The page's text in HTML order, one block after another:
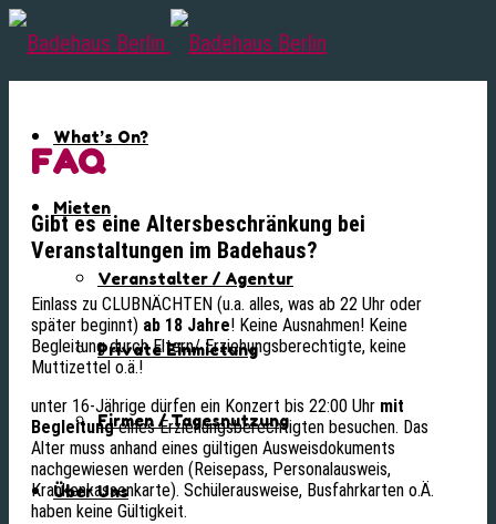
What’s On?
Mieten
Veranstalter / Agentur
Private Einmietung
Firmen / Tagesnutzung
Über Uns
FAQ
Gibt es eine Altersbeschränkung bei
Veranstaltungen im Badehaus?
Einlass zu CLUBNÄCHTEN (u.a. alles, was ab 22 Uhr oder
später beginnt) ab 18 Jahre! Keine Ausnahmen! Keine
Begleitung durch Eltern/ Erziehungsberechtigte, keine
Muttizettel o.ä.!
unter 16-Jährige dürfen ein Konzert bis 22:00 Uhr mit
Begleitungeines Erziehungsberechtigten besuchen. Das
Alter muss anhand eines gültigen Ausweisdokuments
nachgewiesen werden (Reisepass, Personalausweis,
Krankenkassenkarte). Schülerausweise, Busfahrkarten o.Ä.
haben keine Gültigkeit.